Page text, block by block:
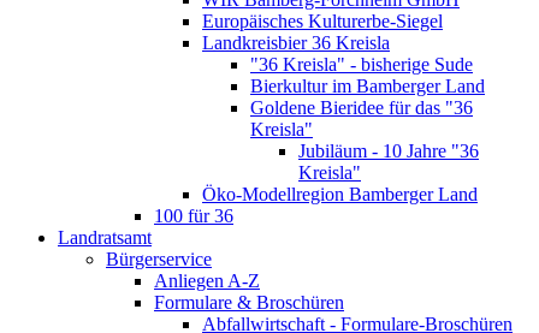
Europäisches Kulturerbe-Siegel
Landkreisbier 36 Kreisla
"36 Kreisla" - bisherige Sude
Bierkultur im Bamberger Land
Goldene Bieridee für das "36
Kreisla"
Jubiläum - 10 Jahre "36
Kreisla"
Öko-Modellregion Bamberger Land
100 für 36
Landratsamt
Bürgerservice
Anliegen A-Z
Formulare & Broschüren
Abfallwirtschaft - Formulare-Broschüren